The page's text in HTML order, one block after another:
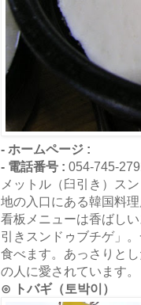
- ホームページ :
- 電話番号 : 054-745-
メットル（臼引き）ス
地の入口にある韓国料
看板メニューは香ばし
引きスンドゥブチゲ」
食べます。あっさりと
の人に愛されています。
⊙ トバギ（토박이）